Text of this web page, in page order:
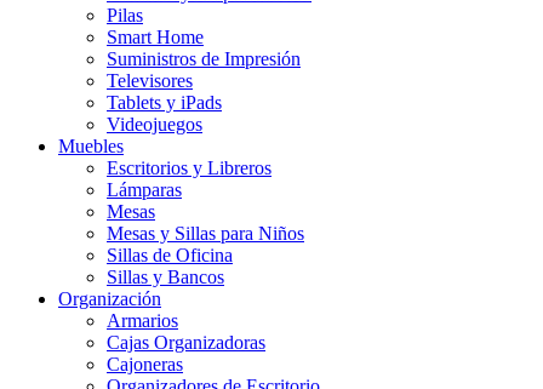
Pilas
Smart Home
Suministros de Impresión
Televisores
Tablets y iPads
Videojuegos
Muebles
Escritorios y Libreros
Lámparas
Mesas
Mesas y Sillas para Niños
Sillas de Oficina
Sillas y Bancos
Organización
Armarios
Cajas Organizadoras
Cajoneras